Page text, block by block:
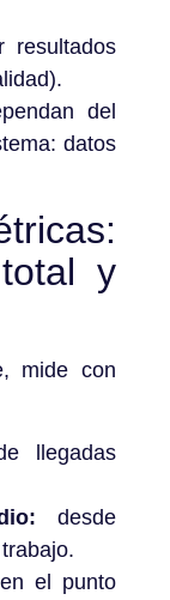
resultados
del
datos
y
mide con
llegadas
desde
en el punto